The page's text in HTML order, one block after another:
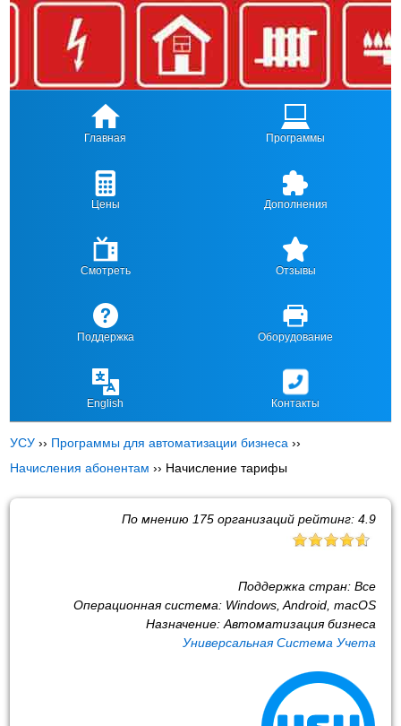
Главная Программы
Цены Дополнения
Смотреть Отзывы
Поддержка Оборудование
English Контакты
УСУ ›› Программы для автоматизации бизнеса ››
Начисления абонентам ›› Начисление тарифы
По мнению 175организаций рейтинг: 4.9
Поддержка стран: Все
Операционная система: Windows, Android, macOS
Назначение: Автоматизация бизнеса
Универсальная Система Учета